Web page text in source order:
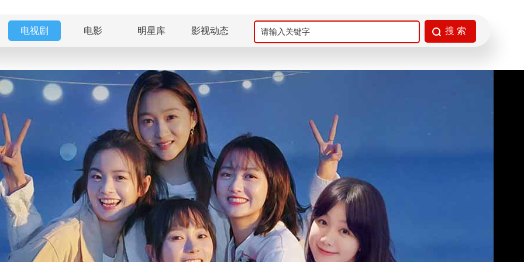
电视剧 电影 明星库 影视动态